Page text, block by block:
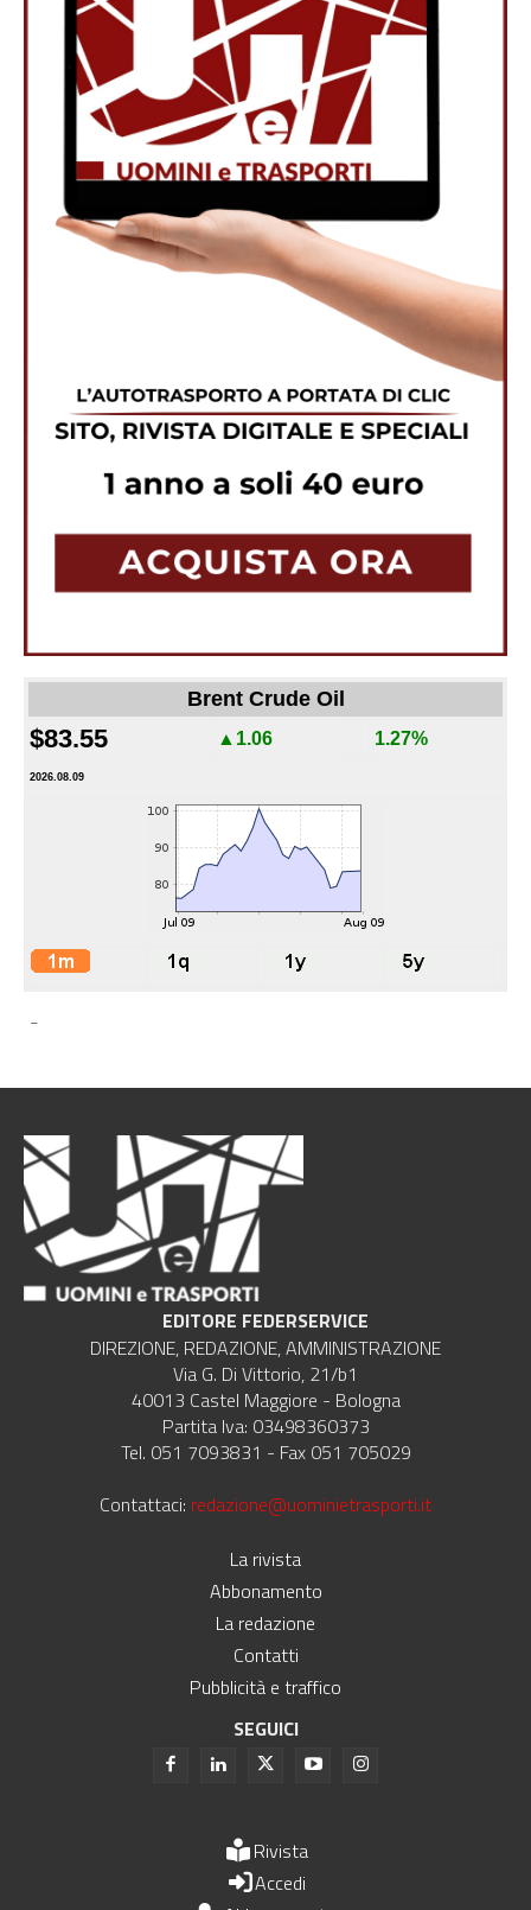
Brent Crude Oil
$83.55 ▲1.06 1.27%
2026.08.09
-
EDITORE FEDERSERVICE
DIREZIONE, REDAZIONE, AMMINISTRAZIONE
Via G. Di Vittorio, 21/b1
40013 Castel Maggiore - Bologna
Partita Iva: 03498360373
Tel. 051 7093831 - Fax 051 705029
Contattaci: redazione@uominietrasporti.it
La rivista
Abbonamento
La redazione
Contatti
Pubblicità e traffico
SEGUICI
Rivista
Accedi